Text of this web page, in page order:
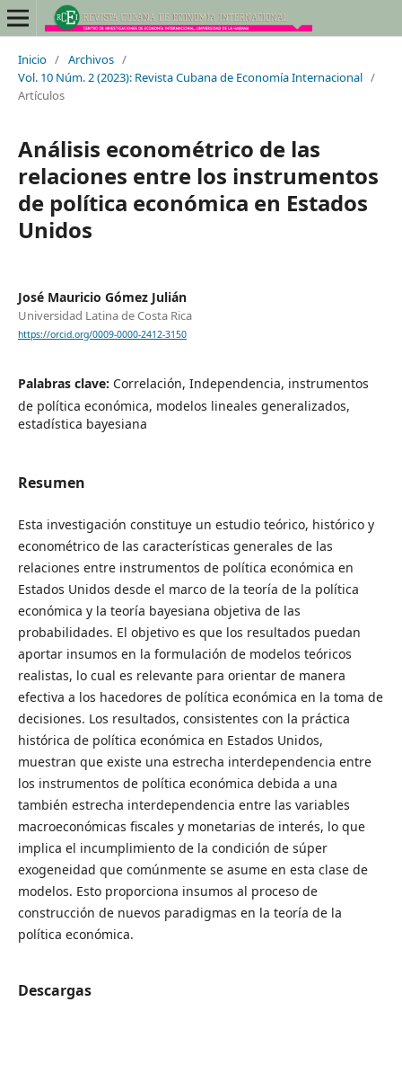
Inicio / Archivos /
Vol. 10 Núm. 2 (2023): Revista Cubana de Economía Internacional /
Artículos
Análisis econométrico de las
relaciones entre los instrumentos
de política económica en Estados
Unidos
José Mauricio Gómez Julián
Universidad Latina de Costa Rica
https://orcid.org/0009-0000-2412-3150
Palabras clave: Correlación, Independencia, instrumentos
de política económica, modelos lineales generalizados,
estadística bayesiana
Resumen
Esta investigación constituye un estudio teórico, histórico y
econométrico de las características generales de las
relaciones entre instrumentos de política económica en
Estados Unidos desde el marco de la teoría de la política
económica y la teoría bayesiana objetiva de las
probabilidades. El objetivo es que los resultados puedan
aportar insumos en la formulación de modelos teóricos
realistas, lo cual es relevante para orientar de manera
efectiva a los hacedores de política económica en la toma de
decisiones. Los resultados, consistentes con la práctica
histórica de política económica en Estados Unidos,
muestran que existe una estrecha interdependencia entre
los instrumentos de política económica debida a una
también estrecha interdependencia entre las variables
macroeconómicas fiscales y monetarias de interés, lo que
implica el incumplimiento de la condición de súper
exogeneidad que comúnmente se asume en esta clase de
modelos. Esto proporciona insumos al proceso de
construcción de nuevos paradigmas en la teoría de la
política económica.
Descargas